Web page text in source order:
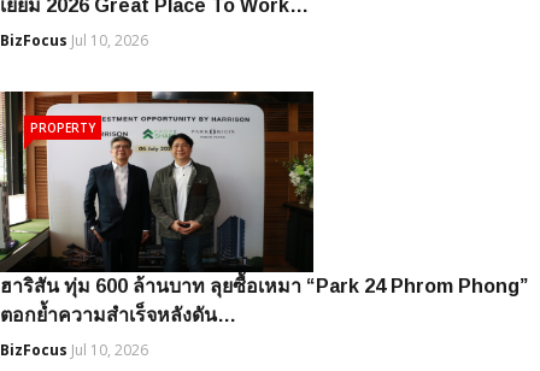
เยี่ยม 2026 Great Place To Work…
BizFocus Jul 10, 2026
ฮาริสัน ทุ่ม 600 ล้านบาท ลุยซื้อเหมา “Park 24 Phrom Phong”
ตอกย้ำความสำเร็จหลังดัน…
BizFocus Jul 10, 2026
PROPERTY